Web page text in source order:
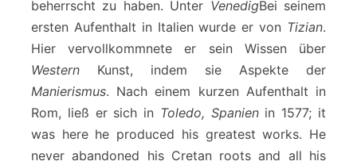
beherrscht zu haben. Unter VenedigBei seinem
ersten Aufenthalt in Italien wurde er von Tizian.
Hier vervollkommnete er sein Wissen über
Western Kunst, indem sie Aspekte der
Manierismus. Nach einem kurzen Aufenthalt in
Rom, ließ er sich in Toledo, Spanienin 1577; it
was here he produced his greatest works. He
never abandoned his Cretan roots and all his